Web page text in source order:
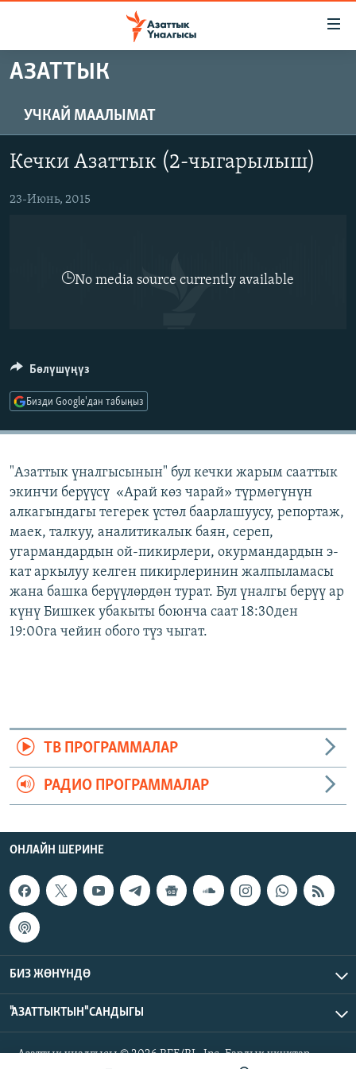
Навигацияга
Издөөгө
салыңыз
КЫРГЫЗСТАН
САЯСАТ
ЭКОНОМИКА
ДҮЙНӨ
БОРБОР АЗИЯ
УКРАИНА
АТАЙЫН ИЛИКТӨӨ
ЭКСПЕРТТЕР ТАЛДАЙТ
ЭЖЕ-СИҢДИЛЕР
АЗАТТЫК+
ЫҢГАЙСЫЗ СУРООЛОР
ӨЗГӨЧӨ ПИКИР
ОНЛАЙН ШЕРИНЕ
ЭЕ/АРнун бардык сайттары
АЗАТТЫК
УЧКАЙ МААЛЫМАТ
Кечки Азаттык (2-чыгарылыш)
23-Июнь, 2015
No media source currently available
Бөлүшүңүз
Бизди Google'дан табыңыз
"Азаттык үналгысынын" бул кечки жарым сааттык
экинчи берүүсү «Арай көз чарай» түрмөгүнүн
алкагындагы тегерек үстөл баарлашуусу, репортаж,
маек, талкуу, аналитикалык баян, сереп,
угармандардын ой-пикирлери, окурмандардын э-
кат аркылуу келген пикирлеринин жалпыламасы
жана башка берүүлөрдөн турат. Бул үналгы берүү ар
күнү Бишкек убакыты боюнча саат 18:30ден
19:00га чейин обого түз чыгат.
ТВ ПРОГРАММАЛАР
РАДИО ПРОГРАММАЛАР
ОНЛАЙН ШЕРИНЕ
БИЗ ЖӨНҮНДӨ
"АЗАТТЫКТЫН" САНДЫГЫ
Азаттык үналгысы © 2026 RFE/RL, Inc. Бардык укуктар